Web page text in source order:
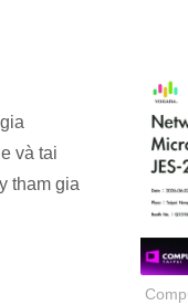
và tai
tham gia